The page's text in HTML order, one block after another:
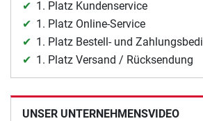
1. Platz Kundenservice
1. Platz Online-Service
1. Platz Bestell- und
1. Platz Versand / Rücksendung
UNSER UNTERNEHMENSVIDEO